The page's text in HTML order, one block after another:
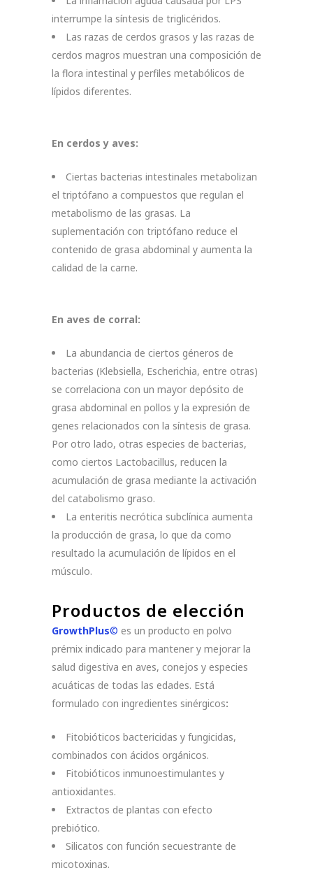
interrumpe la síntesis de triglicéridos.
Las razas de cerdos grasos y las razas de
cerdos magros muestran una composición de
la flora intestinal y perfiles metabólicos de
lípidos diferentes.
En cerdos y aves:
Ciertas bacterias intestinales metabolizan
el triptófano a compuestos que regulan el
metabolismo de las grasas. La
suplementación con triptófano reduce el
contenido de grasa abdominal y aumenta la
calidad de la carne.
En aves de corral:
La abundancia de ciertos géneros de
bacterias (Klebsiella, Escherichia, entre otras)
se correlaciona con un mayor depósito de
grasa abdominal en pollos y la expresión de
genes relacionados con la síntesis de grasa.
Por otro lado, otras especies de bacterias,
como ciertos Lactobacillus, reducen la
acumulación de grasa mediante la activación
del catabolismo graso.
La enteritis necrótica subclínica aumenta
la producción de grasa, lo que da como
resultado la acumulación de lípidos en el
músculo.
Productos de elección
GrowthPlus© es un producto en polvo
prémix indicado para mantener y mejorar la
salud digestiva en aves, conejos y especies
acuáticas de todas las edades. Está
formulado con ingredientes sinérgicos:
Fitobióticos bactericidas y fungicidas,
combinados con ácidos orgánicos.
Fitobióticos inmunoestimulantes y
antioxidantes.
Extractos de plantas con efecto
prebiótico.
Silicatos con función secuestrante de
micotoxinas.